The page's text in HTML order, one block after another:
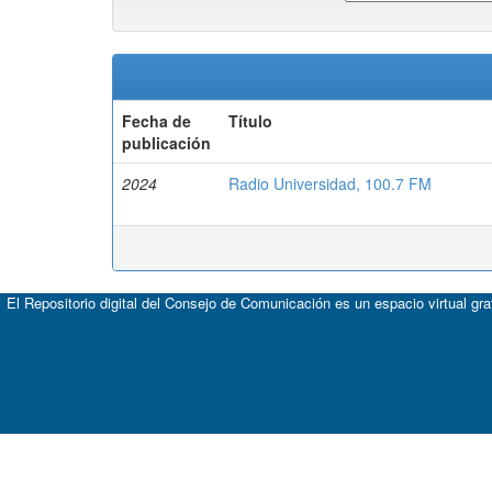
Fecha de
publicación
Título
2024 Radio Universidad, 100.7 FM
El Repositorio digital del Consejo de Comunicación es un espacio virtual